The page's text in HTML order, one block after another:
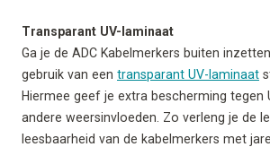
Transparant UV-laminaat
Ga je de ADC Kabelmerkers buiten
gebruik van een transparant UV-laminaat
Hiermee geef je extra bescherming tegen
andere weersinvloeden. Zo verleng je de
leesbaarheid van de kabelmerkers met